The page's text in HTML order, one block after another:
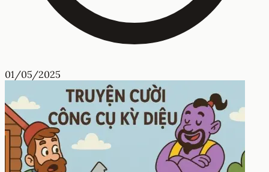
01/05/2025